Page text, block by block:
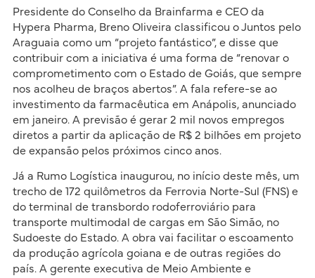
Presidente do Conselho da Brainfarma e CEO da
Hypera Pharma, Breno Oliveira classificou o Juntos pelo
Araguaia como um “projeto fantástico”, e disse que
contribuir com a iniciativa é uma forma de “renovar o
comprometimento com o Estado de Goiás, que sempre
nos acolheu de braços abertos”. A fala refere-se ao
investimento da farmacêutica em Anápolis, anunciado
em janeiro. A previsão é gerar 2 mil novos empregos
diretos a partir da aplicação de R$ 2 bilhões em projeto
de expansão pelos próximos cinco anos.
Já a Rumo Logística inaugurou, no início deste mês, um
trecho de 172 quilômetros da Ferrovia Norte-Sul (FNS) e
do terminal de transbordo rodoferroviário para
transporte multimodal de cargas em São Simão, no
Sudoeste do Estado. A obra vai facilitar o escoamento
da produção agrícola goiana e de outras regiões do
país. A gerente executiva de Meio Ambiente e